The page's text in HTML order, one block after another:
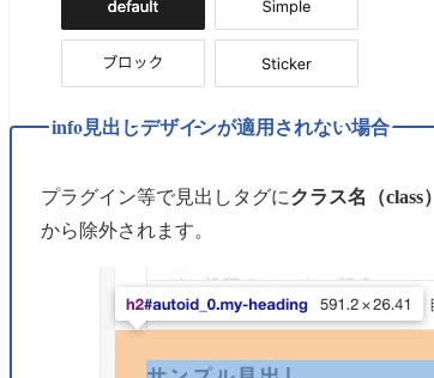
info見出しデザインが適用されない場合
プラグイン等で見出しタグにクラス名（class）
から除外されます。